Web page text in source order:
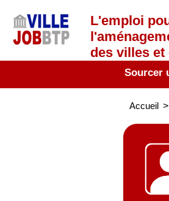
L'emploi
des villes
Sourcer
Accueil >